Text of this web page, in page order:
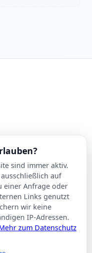
sind immer aktiv.
auf
einer Anfrage oder
Links genutzt
wir keine
IP-Adressen.
zum Datenschutz